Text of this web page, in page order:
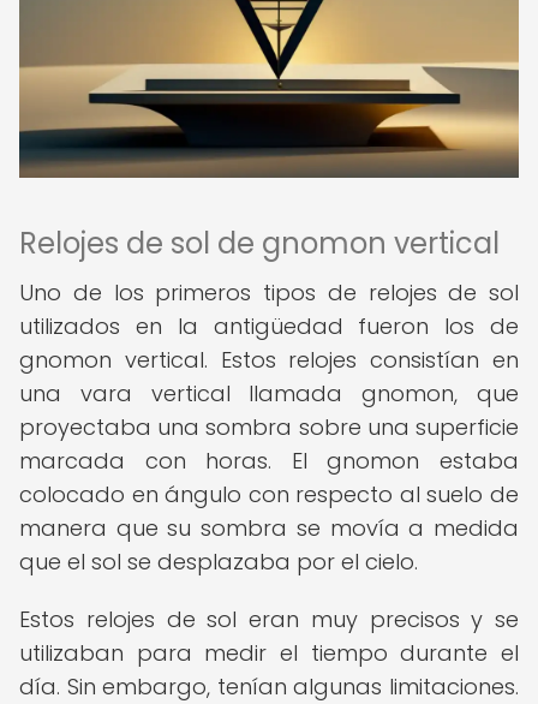
Relojes de sol de gnomon vertical
Uno de los primeros tipos de relojes de sol
utilizados en la antigüedad fueron los de
gnomon vertical. Estos relojes consistían en
una vara vertical llamada gnomon, que
proyectaba una sombra sobre una superficie
marcada con horas. El gnomon estaba
colocado en ángulo con respecto al suelo de
manera que su sombra se movía a medida
que el sol se desplazaba por el cielo.
Estos relojes de sol eran muy precisos y se
utilizaban para medir el tiempo durante el
día. Sin embargo, tenían algunas limitaciones.